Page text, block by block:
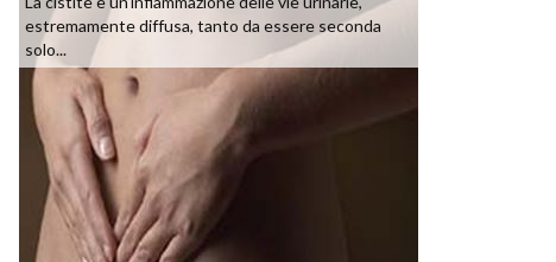
estremamente diffusa, tanto da essere seconda
solo...